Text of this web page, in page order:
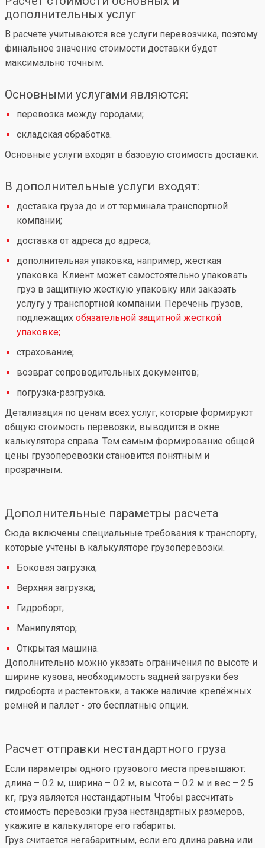
дополнительных услуг
В расчете учитываются все услуги перевозчика, поэтому
финальное значение стоимости доставки будет
максимально точным.
Основными услугами являются:
перевозка между городами;
складская обработка.
Основные услуги входят в базовую стоимость доставки.
В дополнительные услуги входят:
доставка груза до и от терминала транспортной
компании;
доставка от адреса до адреса;
дополнительная упаковка, например, жесткая
упаковка. Клиент может самостоятельно упаковать
груз в защитную жесткую упаковку или заказать
услугу у транспортной компании. Перечень грузов,
подлежащих обязательной защитной жесткой
упаковке;
страхование;
возврат сопроводительных документов;
погрузка-разгрузка.
Детализация по ценам всех услуг, которые формируют
общую стоимость перевозки, выводится в окне
калькулятора справа. Тем самым формирование общей
цены грузоперевозки становится понятным и
прозрачным.
Дополнительные параметры расчета
Сюда включены специальные требования к транспорту,
которые учтены в калькуляторе грузоперевозки.
Боковая загрузка;
Верхняя загрузка;
Гидроборт;
Манипулятор;
Открытая машина.
Дополнительно можно указать ограничения по высоте и
ширине кузова, необходимость задней загрузки без
гидроборта и растентовки, а также наличие крепёжных
ремней и паллет - это бесплатные опции.
Расчет отправки нестандартного груза
Если параметры одного грузового места превышают:
длина – 0.2 м, ширина – 0.2 м, высота – 0.2 м и вес – 2.5
кг, груз является нестандартным. Чтобы рассчитать
стоимость перевозки груза нестандартных размеров,
укажите в калькуляторе его габариты.
Груз считается негабаритным, если его длина равна или